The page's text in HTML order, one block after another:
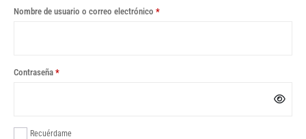
Nombre de usuario o correo electrónico *
Contraseña *
Recuérdame